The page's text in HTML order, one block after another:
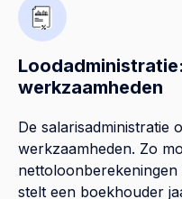
werkzaamheden
De salarisadministratie
werkzaamheden. Zo
stelt een boekhouder